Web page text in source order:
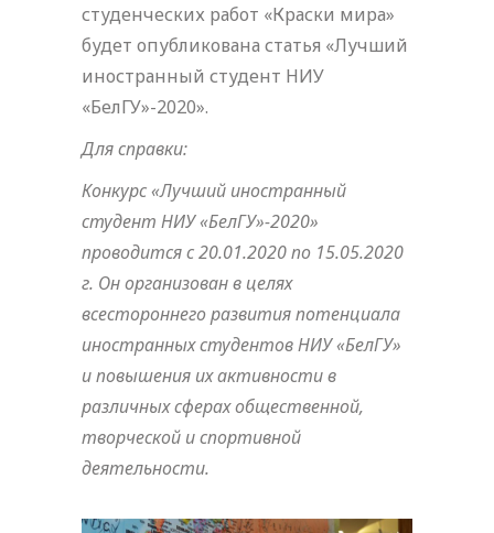
студенческих работ «Краски мира»
будет опубликована статья «Лучший
иностранный студент НИУ
«БелГУ»-2020».
Для справки:
Конкурс «Лучший иностранный
студент НИУ «БелГУ»-2020»
проводится с 20.01.2020 по 15.05.2020
г. Он организован в целях
всестороннего развития потенциала
иностранных студентов НИУ «БелГУ»
и повышения их активности в
различных сферах общественной,
творческой и спортивной
деятельности.